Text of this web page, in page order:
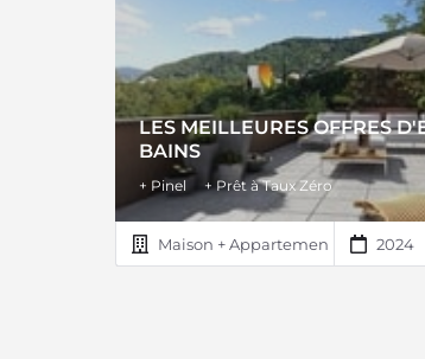
LES MEILLEURES OFFRES
BAINS
+ Pinel + Prêt à Taux Zéro
Maison + Appartement 2024